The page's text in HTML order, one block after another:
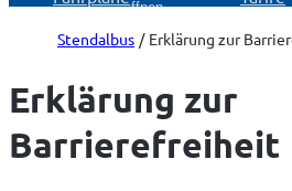
öffnen
Stendalbus Erklärung zur
Erklärung zur
Barrierefreiheit